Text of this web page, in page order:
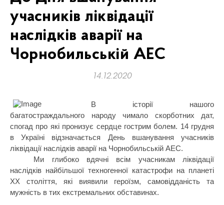
учасників ліквідації
наслідків аварії на
Чорнобильській АЕС
14.12.2020
В історії нашого
багатостраждального народу чимало скорботних дат,
спогад про які пронизує сердце гострим болем. 14 грудня
в Україні відзначається День вшанування учасників
ліквідації наслідків аварії на Чорнобильській АЕС.
Ми глибоко вдячні всім учасникам ліквідації
наслідків найбільшої техногенної катастрофи на планеті
ХХ століття, які виявили героїзм, самовідданість та
мужність в тих екстремальних обставинах.